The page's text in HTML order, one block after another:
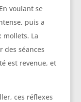
voulant se
puis a
mollets. La
des séances
est revenue, et
ces réflexes